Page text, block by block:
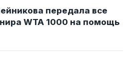
передала все
WTA 1000 на помощь